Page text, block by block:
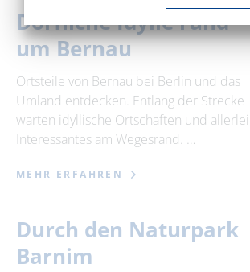
Dörfliche Idylle rund
um Bernau
Ortsteile von Bernau bei Berlin und das
Umland entdecken. Entlang der Strecke
warten idyllische Ortschaften und allerlei
Interessantes am Wegesrand. …
MEHR ERFAHREN
Durch den Naturpark
Barnim